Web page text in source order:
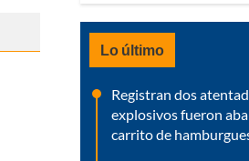
Lo último
Registran dos
explosivos fueron
carrito de